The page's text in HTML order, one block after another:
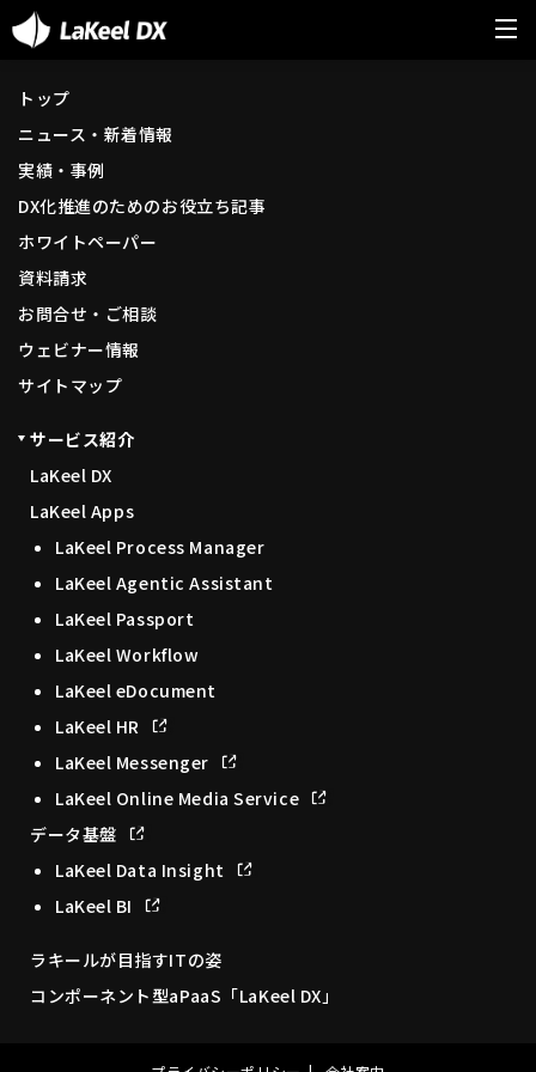
トップ
ニュース・新着情報
実績・事例
DX化推進のためのお役立ち記事
ホワイトペーパー
資料請求
お問合せ・ご相談
ウェビナー情報
サイトマップ
サービス紹介
LaKeel DX
LaKeel Apps
LaKeel Process Manager
LaKeel Agentic Assistant
LaKeel Passport
LaKeel Workflow
LaKeel eDocument
LaKeel HR
LaKeel Messenger
LaKeel Online Media Service
データ基盤
LaKeel Data Insight
LaKeel BI
ラキールが目指すITの姿
コンポーネント型aPaaS「LaKeel DX」